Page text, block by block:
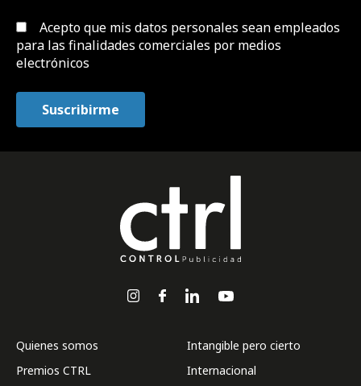
Acepto que mis datos personales sean empleados
para las finalidades comerciales por medios
electrónicos
Quienes somos
Premios CTRL
Intangible pero cierto
Internacional